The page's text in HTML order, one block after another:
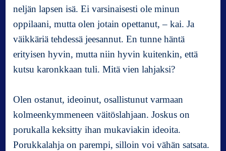
l
i
i
a
p
u
l
neljän lapsen isä. Ei varsinaisesti ole minun
oppilaani, mutta olen jotain opettanut, – kai. Ja
väikkäriä tehdessä jeesannut. En tunne häntä
erityisen hyvin, mutta niin hyvin kuitenkin, että
kutsu karonkkaan tuli. Mitä vien lahjaksi?
Olen ostanut, ideoinut, osallistunut varmaan
kolmeenkymmeneen väitöslahjaan. Joskus on
porukalla keksitty ihan mukaviakin ideoita.
Porukkalahja on parempi, silloin voi vähän satsata.